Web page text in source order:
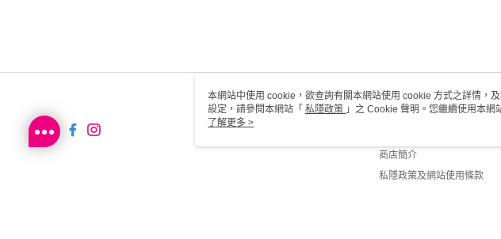
關於我們
商店簡介
私隱政策及網站使用條款
本網站中使用 cookie，欲查詢有關本網站使用 cookie 方式之詳情，
設定，請參閱本網站「 私隱政策 」之 Cookie 聲明。您繼續使用本
用 cookie。
了解更多 >